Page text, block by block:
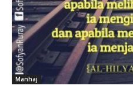
Manhaj